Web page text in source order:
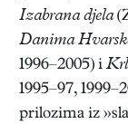
Izabrana djela
Danima
1996–2005) i
1995–97,
prilozima iz